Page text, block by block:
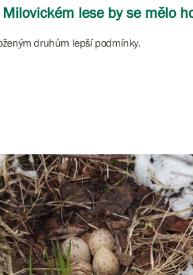
lese by se mělo
druhům lepší podmínky.